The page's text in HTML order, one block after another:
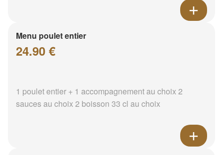
Menu poulet entier
24.90 €
1 poulet entier + 1 accompagnement au choix 2
sauces au choix 2 boisson 33 cl au choix